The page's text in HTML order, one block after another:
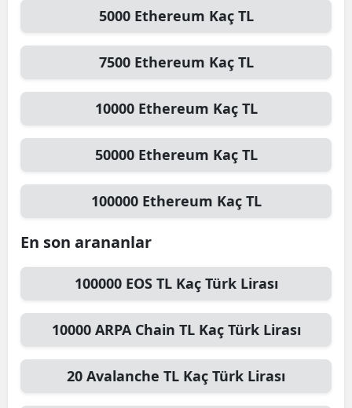
5000 Ethereum Kaç TL
7500 Ethereum Kaç TL
10000 Ethereum Kaç TL
50000 Ethereum Kaç TL
100000 Ethereum Kaç TL
En son arananlar
100000 EOS TLKaç Türk Lirası
10000 ARPA Chain TLKaç Türk Lirası
20 Avalanche TL Kaç Türk Lirası